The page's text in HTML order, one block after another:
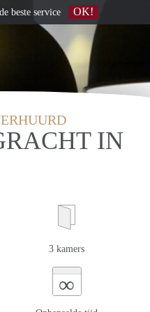
IN
3 kamers
∞
beste service OK!